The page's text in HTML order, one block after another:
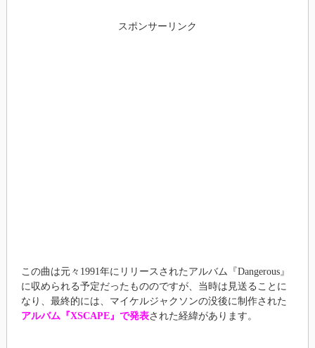
スポンサーリンク
この曲は元々1991年にリリースされたアルバム『Dangerous』
に収められる予定だったもののですが、当時は見送ることに
なり、最終的には、マイケルジャクソンの没後に制作された
アルバム『XSCAPE』で発表された経緯があります。